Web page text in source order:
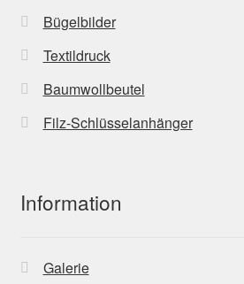
Bügelbilder
Textildruck
Baumwollbeutel
Filz-Schlüsselanhänger
Information
Galerie